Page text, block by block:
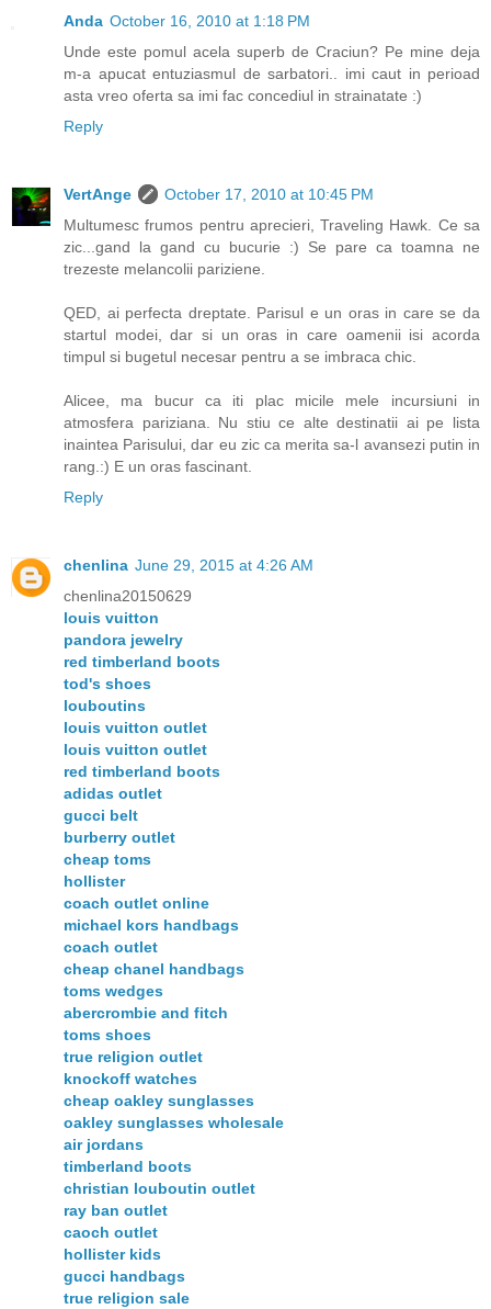
Anda October 16, 2010 at 1:18 PM
Unde este pomul acela superb de Craciun? Pe mine deja
m-a apucat entuziasmul de sarbatori.. imi caut in perioad
asta vreo oferta sa imi fac concediul in strainatate :)
Reply
VertAnge
October 17, 2010 at 10:45 PM
Multumesc frumos pentru aprecieri, Traveling Hawk. Ce sa
zic...gand la gand cu bucurie :) Se pare ca toamna ne
trezeste melancolii pariziene.
QED, ai perfecta dreptate. Parisul e un oras in care se da
startul modei, dar si un oras in care oamenii isi acorda
timpul si bugetul necesar pentru a se imbraca chic.
Alicee, ma bucur ca iti plac micile mele incursiuni in
atmosfera pariziana. Nu stiu ce alte destinatii ai pe lista
inaintea Parisului, dar eu zic ca merita sa-l avansezi putin in
rang.:) E un oras fascinant.
Reply
chenlina June 29, 2015 at 4:26 AM
chenlina20150629
louis vuitton
pandora jewelry
red timberland boots
tod's shoes
louboutins
louis vuitton outlet
louis vuitton outlet
red timberland boots
adidas outlet
gucci belt
burberry outlet
cheap toms
hollister
coach outlet online
michael kors handbags
coach outlet
cheap chanel handbags
toms wedges
abercrombie and fitch
toms shoes
true religion outlet
knockoff watches
cheap oakley sunglasses
oakley sunglasses wholesale
air jordans
timberland boots
christian louboutin outlet
ray ban outlet
caoch outlet
hollister kids
gucci handbags
true religion sale